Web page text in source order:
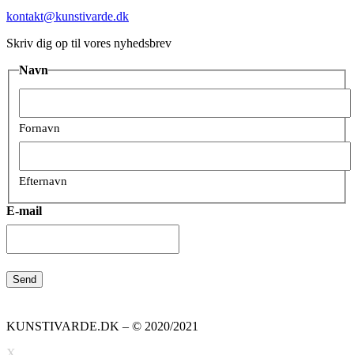
kontakt@kunstivarde.dk
Skriv dig op til vores nyhedsbrev
Navn
Fornavn
Efternavn
E-mail
KUNSTIVARDE.DK – © 2020/2021